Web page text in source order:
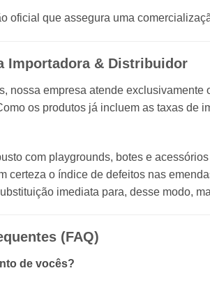
oficial que assegura uma
Importadora & Distribuidor
nossa empresa atende
os produtos já incluem as taxas de
com playgrounds, botes e
certeza o índice de defeitos nas
imediata para, desse modo,
(FAQ)
de vocês?